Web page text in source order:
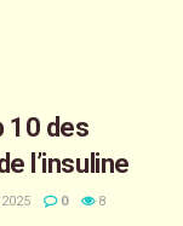
10 des
l’insuline
0 8